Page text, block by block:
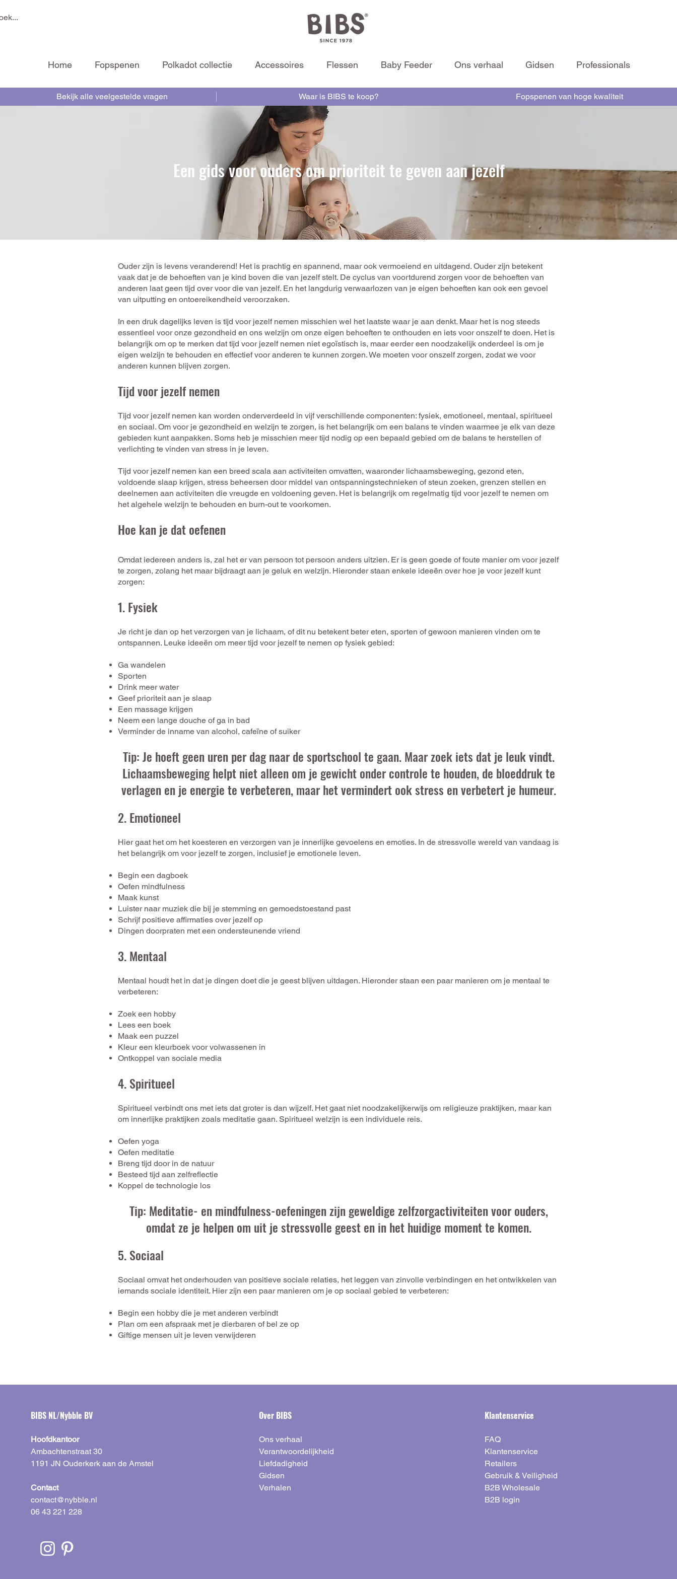
Home Fopspenen Polkadot collectie Accessoires Flessen Baby Feeder Ons verhaal Gidsen Professionals
Bekijk alle veelgestelde vragen Waar is BIBS te koop? Fopspenen van hoge kwaliteit
Een gids voor ouders om prioriteit te geven aan jezelf
Ouder zijn is levens veranderend! Het is prachtig en spannend, maar ook vermoeiend en uitdagend. Ouder zijn betekent
vaak dat je de behoeften van je kind boven die van jezelf stelt. De cyclus van voortdurend zorgen voor de behoeften van
anderen laat geen tijd over voor die van jezelf. En het langdurig verwaarlozen van je eigen behoeften kan ook een gevoel
van uitputting en ontoereikendheid veroorzaken.
In een druk dagelijks leven is tijd voor jezelf nemen misschien wel het laatste waar je aan denkt. Maar het is nog steeds
essentieel voor onze gezondheid en ons welzijn om onze eigen behoeften te onthouden en iets voor onszelf te doen. Het is
belangrijk om op te merken dat tijd voor jezelf nemen niet egoïstisch is, maar eerder een noodzakelijk onderdeel is om je
eigen welzijn te behouden en effectief voor anderen te kunnen zorgen. We moeten voor onszelf zorgen, zodat we voor
anderen kunnen blijven zorgen.
Tijd voor jezelf nemen
Tijd voor jezelf nemen kan worden onderverdeeld in vijf verschillende componenten: fysiek, emotioneel, mentaal, spiritueel
en sociaal. Om voor je gezondheid en welzijn te zorgen, is het belangrijk om een ​​balans te vinden waarmee je elk van deze
gebieden kunt aanpakken. Soms heb je misschien meer tijd nodig op een bepaald gebied om de balans te herstellen of
verlichting te vinden van stress in je leven.
Tijd voor jezelf nemen kan een breed scala aan activiteiten omvatten, waaronder lichaamsbeweging, gezond eten,
voldoende slaap krijgen, stress beheersen door middel van ontspanningstechnieken of steun zoeken, grenzen stellen en
deelnemen aan activiteiten die vreugde en voldoening geven. Het is belangrijk om regelmatig tijd voor jezelf te nemen om
het algehele welzijn te behouden en burn-out te voorkomen.
Hoe kan je dat oefenen
Omdat iedereen anders is, zal het er van persoon tot persoon anders uitzien. Er is geen goede of foute manier om voor jezelf
te zorgen, zolang het maar bijdraagt ​​aan je geluk en welzijn. Hieronder staan ​​​​enkele ideeën over hoe je voor jezelf kunt
zorgen:
1. Fysiek
Je richt je dan op het verzorgen van je lichaam, of dit nu betekent beter eten, sporten of gewoon manieren vinden om te
ontspannen. Leuke ideeën om meer tijd voor jezelf te nemen op fysiek gebied:
Ga wandelen
Sporten
Drink meer water
Geef prioriteit aan je slaap
Een massage krijgen
Neem een ​​lange douche of ga in bad
Verminder de inname van alcohol, cafeïne of suiker
Tip: Je hoeft geen uren per dag naar de sportschool te gaan. Maar zoek iets dat je leuk vindt.
Lichaamsbeweging helpt niet alleen om je gewicht onder controle te houden, de bloeddruk te
verlagen en je energie te verbeteren,maar het vermindert ook stress en verbetert je humeur.
2. Emotioneel
Hier gaat het om het koesteren en verzorgen van je innerlijke gevoelens en emoties. In de stressvolle wereld van vandaag is
het belangrijk om voor jezelf te zorgen, inclusief je emotionele leven.
Begin een dagboek
Oefen mindfulness
Maak kunst
Luister naar muziek die bij je stemming en gemoedstoestand past
Schrijf positieve affirmaties over jezelf op
Dingen doorpraten met een ondersteunende vriend
3. Mentaal
Mentaal houdt het in dat je dingen doet die je geest blijven uitdagen. Hieronder staan ​​een paar manieren om je mentaal te
verbeteren:
Zoek een hobby
Lees een boek
Maak een puzzel
Kleur een kleurboek voor volwassenen in
Ontkoppel van sociale media
4. Spiritueel
Spiritueel verbindt ons met iets dat groter is dan wijzelf. Het gaat niet noodzakelijkerwijs om religieuze praktijken, maar kan
om innerlijke praktijken zoals meditatie gaan. Spiritueel welzijn is een individuele reis.
Oefen yoga
Oefen meditatie
Breng tijd door in de natuur
Besteed tijd aan zelfreflectie
Koppel de technologie los
Tip: Meditatie- en mindfulness-oefeningen zijn geweldige zelfzorgactiviteiten voor ouders,
omdat ze je helpen om uit je stressvolle geest en in het huidige moment te komen.
5. Sociaal
Sociaal omvat het onderhouden van positieve sociale relaties, het leggen van zinvolle verbindingen en het ontwikkelen van
iemands sociale identiteit. Hier zijn een paar manieren om je op sociaal gebied te verbeteren:
Begin een hobby die je met anderen verbindt
Plan om een afspraak met je dierbaren of bel ze op
Giftige mensen uit je leven verwijderen
BIBS NL/Nybble BV
Hoofdkantoor
Ambachtenstraat 30
1191 JN Ouderkerk aan de Amstel
Contact
contact@nybble.nl
06 43 221 228
Over BIBS
Ons verhaal
Verantwoordelijkheid
Liefdadigheid
Gidsen
Verhalen
Klantenservice
FAQ
Klantenservice
Retailers
Gebruik & Veiligheid
B2B Wholesale
B2B login